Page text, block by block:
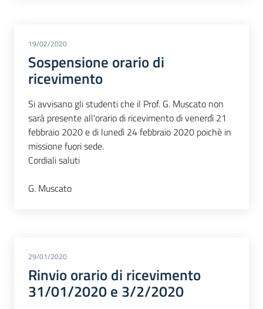
19/02/2020
Sospensione orario di
ricevimento
Si avvisano gli studenti che il Prof. G. Muscato non
sarà presente all'orario di ricevimento di venerdì 21
febbraio 2020 e di lunedì 24 febbraio 2020 poichè in
missione fuori sede.
Cordiali saluti
G. Muscato
29/01/2020
Rinvio orario di ricevimento
31/01/2020 e 3/2/2020